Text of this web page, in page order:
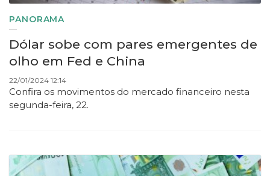
PANORAMA
Dólar sobe com pares emergentes de
olho em Fed e China
22/01/2024 12:14
Confira os movimentos do mercado financeiro nesta
segunda-feira, 22.